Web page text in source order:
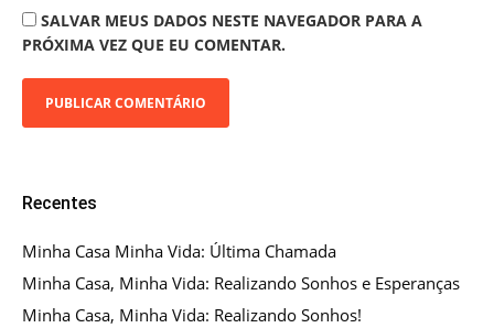
SALVAR MEUS DADOS NESTE NAVEGADOR PARA A
PRÓXIMA VEZ QUE EU COMENTAR.
Recentes
Minha Casa Minha Vida: Última Chamada
Minha Casa, Minha Vida: Realizando Sonhos e Esperanças
Minha Casa, Minha Vida: Realizando Sonhos!